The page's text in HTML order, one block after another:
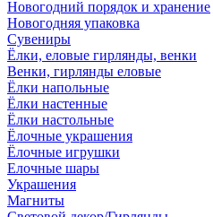
Новогодний порядок и хранение
Новогодняя упаковка
Сувениры
Ёлки, еловые гирлянды, венки
Венки, гирлянды еловые
Ёлки напольные
Ёлки настенные
Ёлки настольные
Ёлочные украшения
Ёлочные игрушки
Елочные шары
Украшения
Магниты